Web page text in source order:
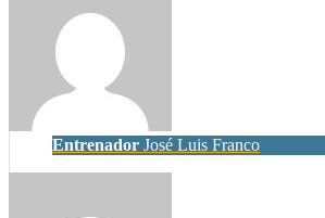
Entrenador José Luis Franco